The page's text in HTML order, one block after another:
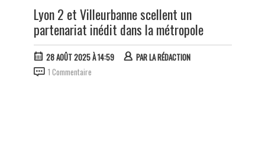
Lyon 2 et Villeurbanne scellent un
partenariat inédit dans la métropole
28 AOÛT 2025 À 14:59 PARLA RÉDACTION
1 Commentaire